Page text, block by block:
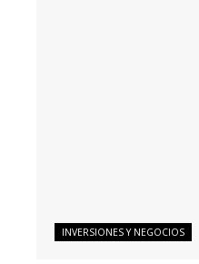
INVERSIONES Y NEGOCIOS